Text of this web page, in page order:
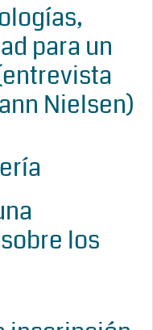
para un
Nielsen)
los